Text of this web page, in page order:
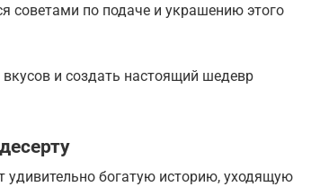
по подаче и украшению этого
и создать настоящий шедевр
удивительно богатую историю, уходящую